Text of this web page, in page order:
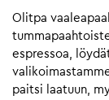
Olitpa
espressoa,
paitsi laatuun,